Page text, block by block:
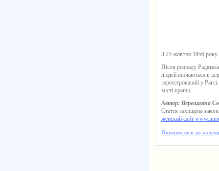
З 25 жовтня 1956
Після розпаду
людей вінчаються в
зареєстрований у
місті країни.
Автор: Верещагіна
Стаття захищена
женский сайт
Повернутися до